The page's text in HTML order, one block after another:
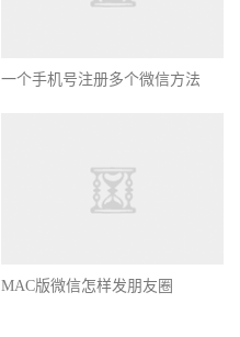
一个手机号注册多个微信方法
MAC版微信怎样发朋友圈